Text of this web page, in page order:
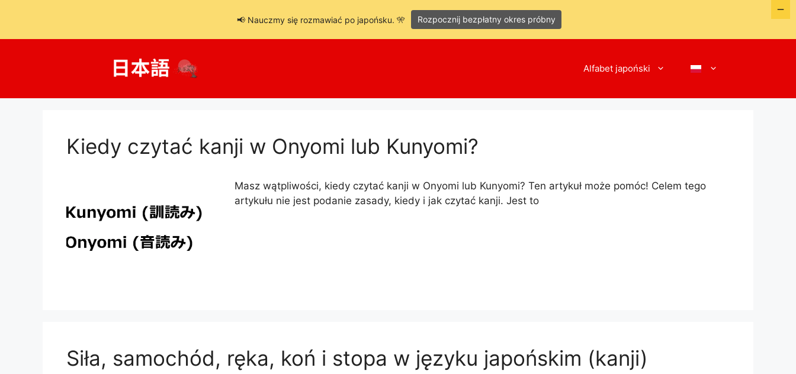
Alfabet japoński
Kiedy czytać kanji w Onyomi lub Kunyomi?
Masz wątpliwości, kiedy czytać kanji w Onyomi lub Kunyomi? Ten artykuł może pomóc! Celem tego
artykułu nie jest podanie zasady, kiedy i jak czytać kanji. Jest to
Siła, samochód, ręka, koń i stopa w języku japońskim (kanji)
📢 Nauczmy się rozmawiać po japońsku. 🎌 Rozpocznij bezpłatny okres próbny